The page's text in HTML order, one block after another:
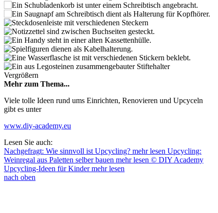
Vergrößern
Mehr zum Thema...
Viele tolle Ideen rund ums Einrichten, Renovieren und Upcyceln
gibt es unter
www.diy-academy.eu
Lesen Sie auch:
Nachgefragt: Wie sinnvoll ist Upcycling? mehr lesen Upcycling:
Weinregal aus Paletten selber bauen mehr lesen © DIY Academy
Upcycling-Ideen für Kinder mehr lesen
nach oben